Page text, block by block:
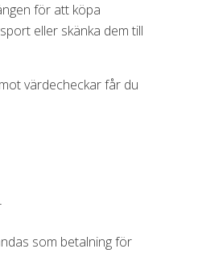
för att köpa
eller skänka dem till
värdecheckar får du
som betalning för